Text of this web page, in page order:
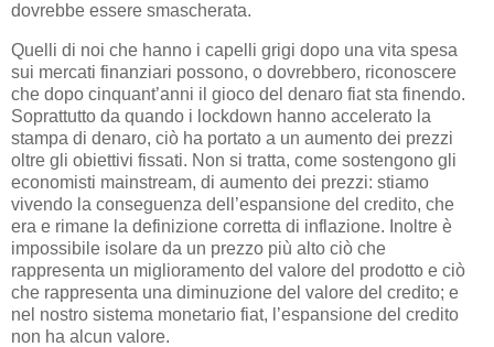
dovrebbe essere smascherata.
Quelli di noi che hanno i capelli grigi dopo una vita spesa
sui mercati finanziari possono, o dovrebbero, riconoscere
che dopo cinquant’anni il gioco del denaro fiat sta finendo.
Soprattutto da quando i lockdown hanno accelerato la
stampa di denaro, ciò ha portato a un aumento dei prezzi
oltre gli obiettivi fissati. Non si tratta, come sostengono gli
economisti mainstream, di aumento dei prezzi: stiamo
vivendo la conseguenza dell’espansione del credito, che
era e rimane la definizione corretta di inflazione. Inoltre è
impossibile isolare da un prezzo più alto ciò che
rappresenta un miglioramento del valore del prodotto e ciò
che rappresenta una diminuzione del valore del credito; e
nel nostro sistema monetario fiat, l’espansione del credito
non ha alcun valore.